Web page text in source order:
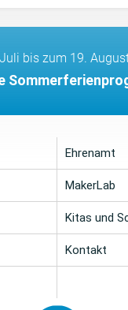
bis zum 19.
Ehrenamt
MakerLab
Kitas und
Kontakt